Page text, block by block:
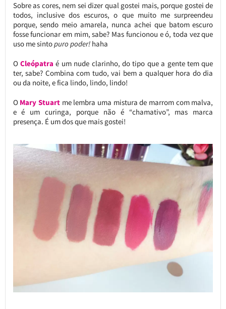
Sobre as cores, nem sei dizer qual gostei mais, porque gostei de
todos, inclusive dos escuros, o que muito me surpreendeu
porque, sendo meio amarela, nunca achei que batom escuro
fosse funcionar em mim, sabe? Mas funcionou e ó, toda vez que
uso me sintopuro poder!haha
OCleópatra é um nude clarinho, do tipo que a gente tem que
ter, sabe? Combina com tudo, vai bem a qualquer hora do dia
ou da noite, e fica lindo, lindo, lindo!
O Mary Stuartme lembra uma mistura de marrom com malva,
e é um curinga, porque não é “chamativo”, mas marca
presença. É um dos que mais gostei!